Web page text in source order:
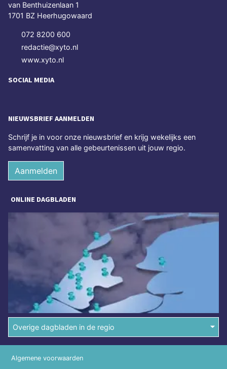
van Benthuizenlaan 1
1701 BZ Heerhugowaard
072 8200 600
redactie@xyto.nl
www.xyto.nl
SOCIAL MEDIA
NIEUWSBRIEF AANMELDEN
Schrijf je in voor onze nieuwsbrief en krijg wekelijks een
samenvatting van alle gebeurtenissen uit jouw regio.
Aanmelden
ONLINE DAGBLADEN
Overige dagbladen in de regio
Algemene voorwaarden